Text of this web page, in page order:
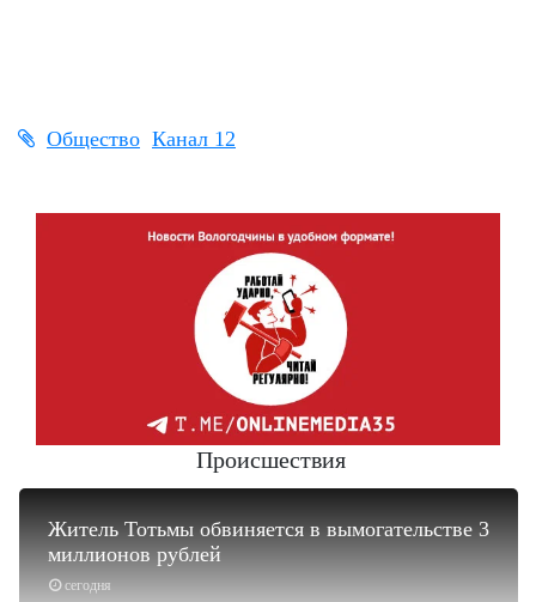
Общество Канал 12
Происшествия
сегодня
Житель Тотьмы обвиняется в вымогательстве 3
миллионов рублей